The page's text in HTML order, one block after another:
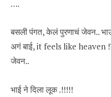
….
बसली पंगत, केलं पुरणाचं जेवन.. भाऊ
अगं बाई, it feels like heaven
जेवन..
भाई ने दिला लूक .!!!!!